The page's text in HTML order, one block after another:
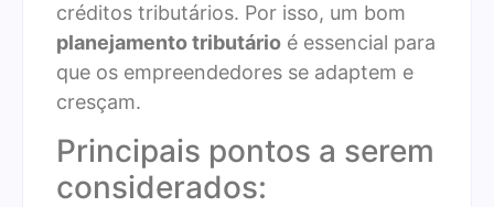
créditos tributários. Por isso, um bom
planejamento tributário é essencial para
que os empreendedores se adaptem e
cresçam.
Principais pontos a serem
considerados: